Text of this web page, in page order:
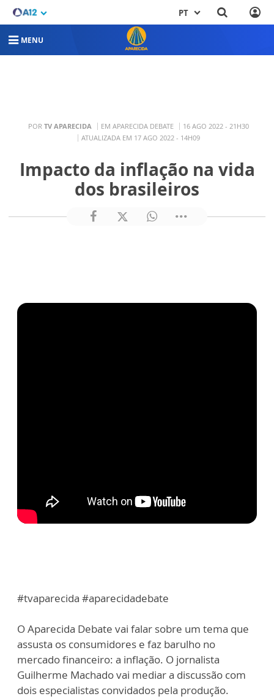
PT
MENU
POR TV APARECIDA EM APARECIDA DEBATE
16 AGO 2022 - 21H30
ATUALIZADA EM 17 AGO 2022 - 14H09
Impacto da inflação na vida
dos brasileiros
#tvaparecida #aparecidadebate
O Aparecida Debate vai falar sobre um tema que
assusta os consumidores e faz barulho no
mercado financeiro: a inflação. O jornalista
Guilherme Machado vai mediar a discussão com
dois especialistas convidados pela produção.